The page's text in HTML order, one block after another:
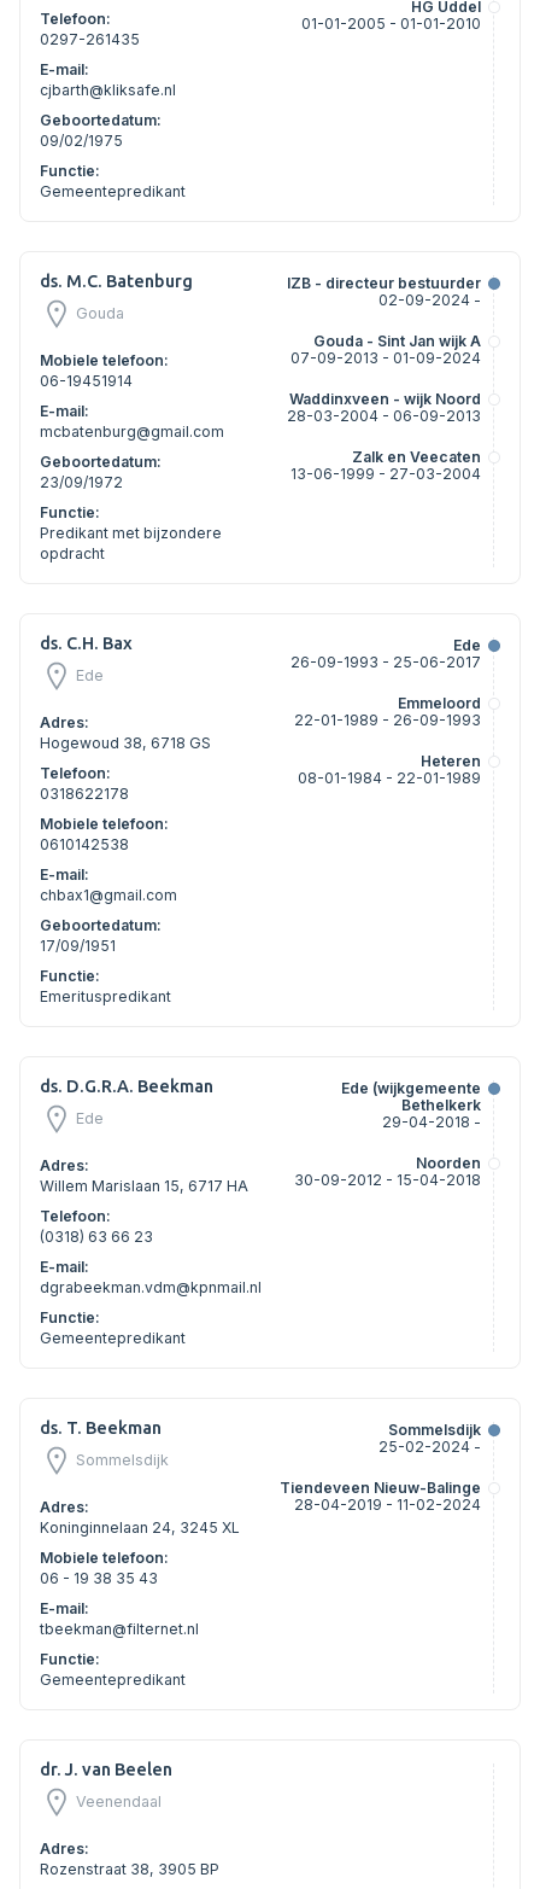
Telefoon:
0297-261435
E-mail:
cjbarth@kliksafe.nl
Geboortedatum:
09/02/1975
Functie:
Gemeentepredikant
HG Uddel
01-01-2005 - 01-01-2010
ds. M.C. Batenburg
Gouda
Mobiele telefoon:
06-19451914
E-mail:
mcbatenburg@gmail.com
Geboortedatum:
23/09/1972
Functie:
Predikant met bijzondere
opdracht
IZB - directeur bestuurder
02-09-2024 -
Gouda - Sint Jan wijk A
07-09-2013 - 01-09-2024
Waddinxveen - wijk Noord
28-03-2004 - 06-09-2013
Zalk en Veecaten
13-06-1999 - 27-03-2004
ds. C.H. Bax
Ede
Adres:
Hogewoud 38, 6718 GS
Telefoon:
0318622178
Mobiele telefoon:
0610142538
E-mail:
chbax1@gmail.com
Geboortedatum:
17/09/1951
Functie:
Emerituspredikant
Ede
26-09-1993 - 25-06-2017
Emmeloord
22-01-1989 - 26-09-1993
Heteren
08-01-1984 - 22-01-1989
ds. D.G.R.A. Beekman
Ede
Adres:
Willem Marislaan 15, 6717 HA
Telefoon:
(0318) 63 66 23
E-mail:
dgrabeekman.vdm@kpnmail.nl
Functie:
Gemeentepredikant
Ede (wijkgemeente
Bethelkerk
29-04-2018 -
Noorden
30-09-2012 - 15-04-2018
ds. T. Beekman
Sommelsdijk
Adres:
Koninginnelaan 24, 3245 XL
Mobiele telefoon:
06 - 19 38 35 43
E-mail:
tbeekman@filternet.nl
Functie:
Gemeentepredikant
Sommelsdijk
25-02-2024 -
Tiendeveen Nieuw-Balinge
28-04-2019 - 11-02-2024
dr. J. van Beelen
Veenendaal
Adres:
Rozenstraat 38, 3905 BP